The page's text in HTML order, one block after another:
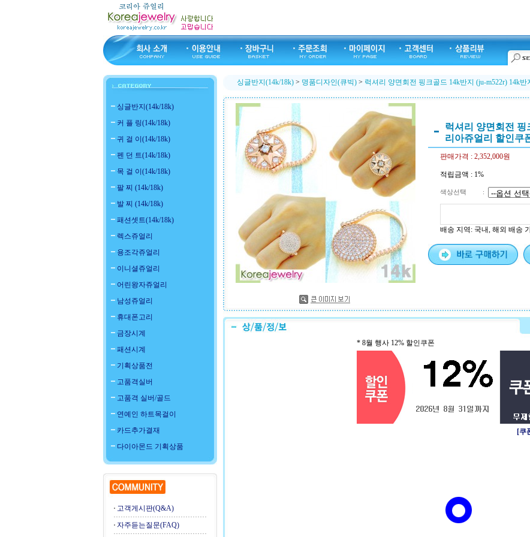
싱글반지(14k/18k)
커 플 링(14k/18k)
귀 걸 이(14k/18k)
펜 던 트(14k/18k)
목 걸 이(14k/18k)
팔 찌 (14k/18k)
발 찌 (14k/18k)
패션셋트(14k/18k)
렉스쥬얼리
용조각쥬얼리
이니셜쥬얼리
어린왕자쥬얼리
남성쥬얼리
휴대폰고리
금장시계
패션시계
기획상품전
고품격실버
고품격 실버/골드
연예인 하트목걸이
카드추가결재
다이아몬드 기획상품
고객게시판(Q&A)
자주듣는질문(FAQ)
싱글반지(14k/18k) > 명품디자인(큐빅) > 럭셔리 양면회전 핑크골드 14k반지 (ju-m522r) 14k
럭셔리 양면회전 핑
리아쥬얼리 할인쿠
판매가격 : 2,352,000원
적립금액 : 1%
색상선택 :
배송 지역 : 국내, 해외 배송
* 8월 행사 12% 할인쿠폰
[쿠